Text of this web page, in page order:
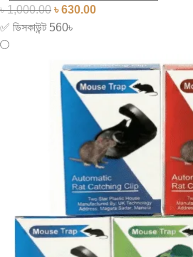
৳1,000.00 ৳630.00
✅ ডিসকাউন্ট 560৳